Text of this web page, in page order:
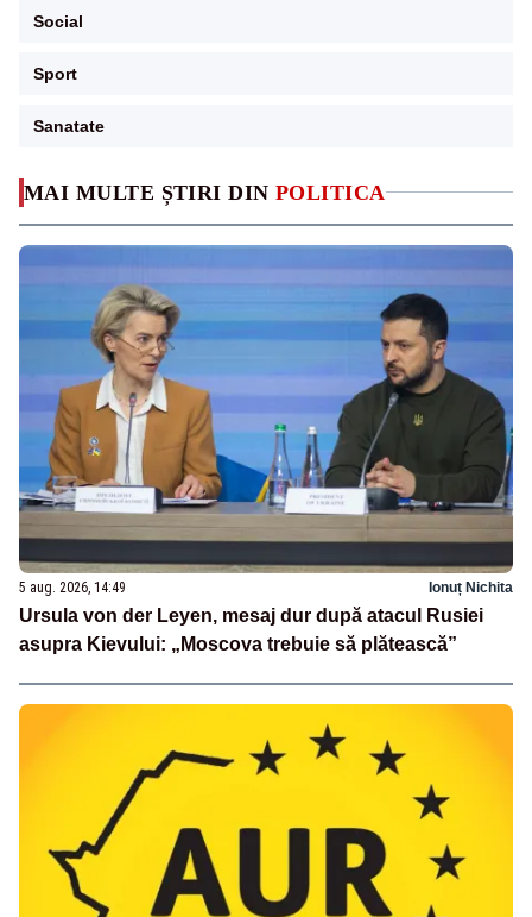
MAI MULTE ȘTIRI DIN POLITICA
5 aug. 2026, 14:49 Ionuț Nichita
Ursula von der Leyen, mesaj dur după atacul Rusiei
asupra Kievului: „Moscova trebuie să plătească”
Social
Sport
Sanatate